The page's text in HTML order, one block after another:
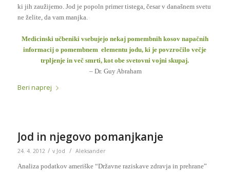
ki jih zaužijemo. Jod je popoln primer tistega, česar v današnem svetu
ne želite, da vam manjka.
Medicinski učbeniki vsebujejo nekaj pomembnih kosov napačnih
informacij o pomembnem elementu jodu, ki je povzročilo večje
trpljenje in več smrti, kot obe svetovni vojni skupaj.
– Dr. Guy Abraham
Beri naprej
Jod in njegovo pomanjkanje
24. 4. 2012 / v Jod / Aleksander
Analiza podatkov ameriške “Državne raziskave zdravja in prehrane”